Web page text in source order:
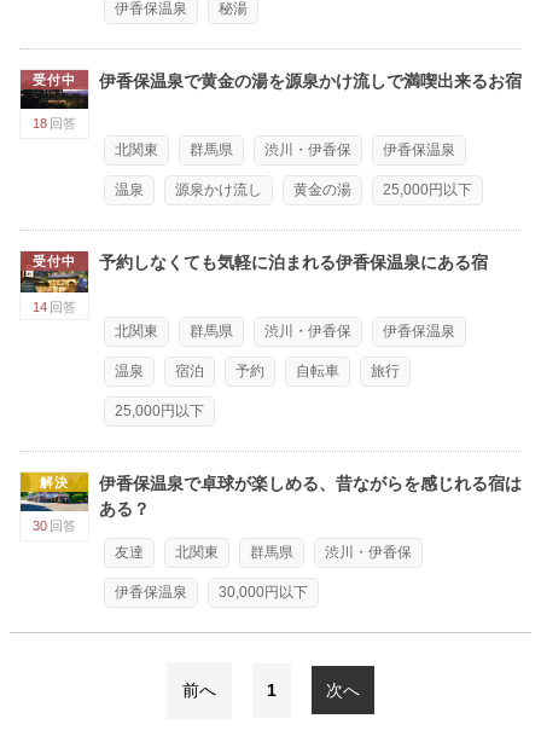
伊香保温泉 秘湯
受付中
18 回答
伊香保温泉で黄金の湯を源泉かけ流しで満喫出来るお宿
北関東 群馬県 渋川・伊香保 伊香保温泉
温泉 源泉かけ流し 黄金の湯 25,000円以下
受付中
14 回答
予約しなくても気軽に泊まれる伊香保温泉にある宿
北関東 群馬県 渋川・伊香保 伊香保温泉
温泉 宿泊 予約 自転車 旅行
25,000円以下
解決
30 回答
伊香保温泉で卓球が楽しめる、昔ながらを感じれる宿は
ある？
友達 北関東 群馬県 渋川・伊香保
伊香保温泉 30,000円以下
前へ 1 次へ